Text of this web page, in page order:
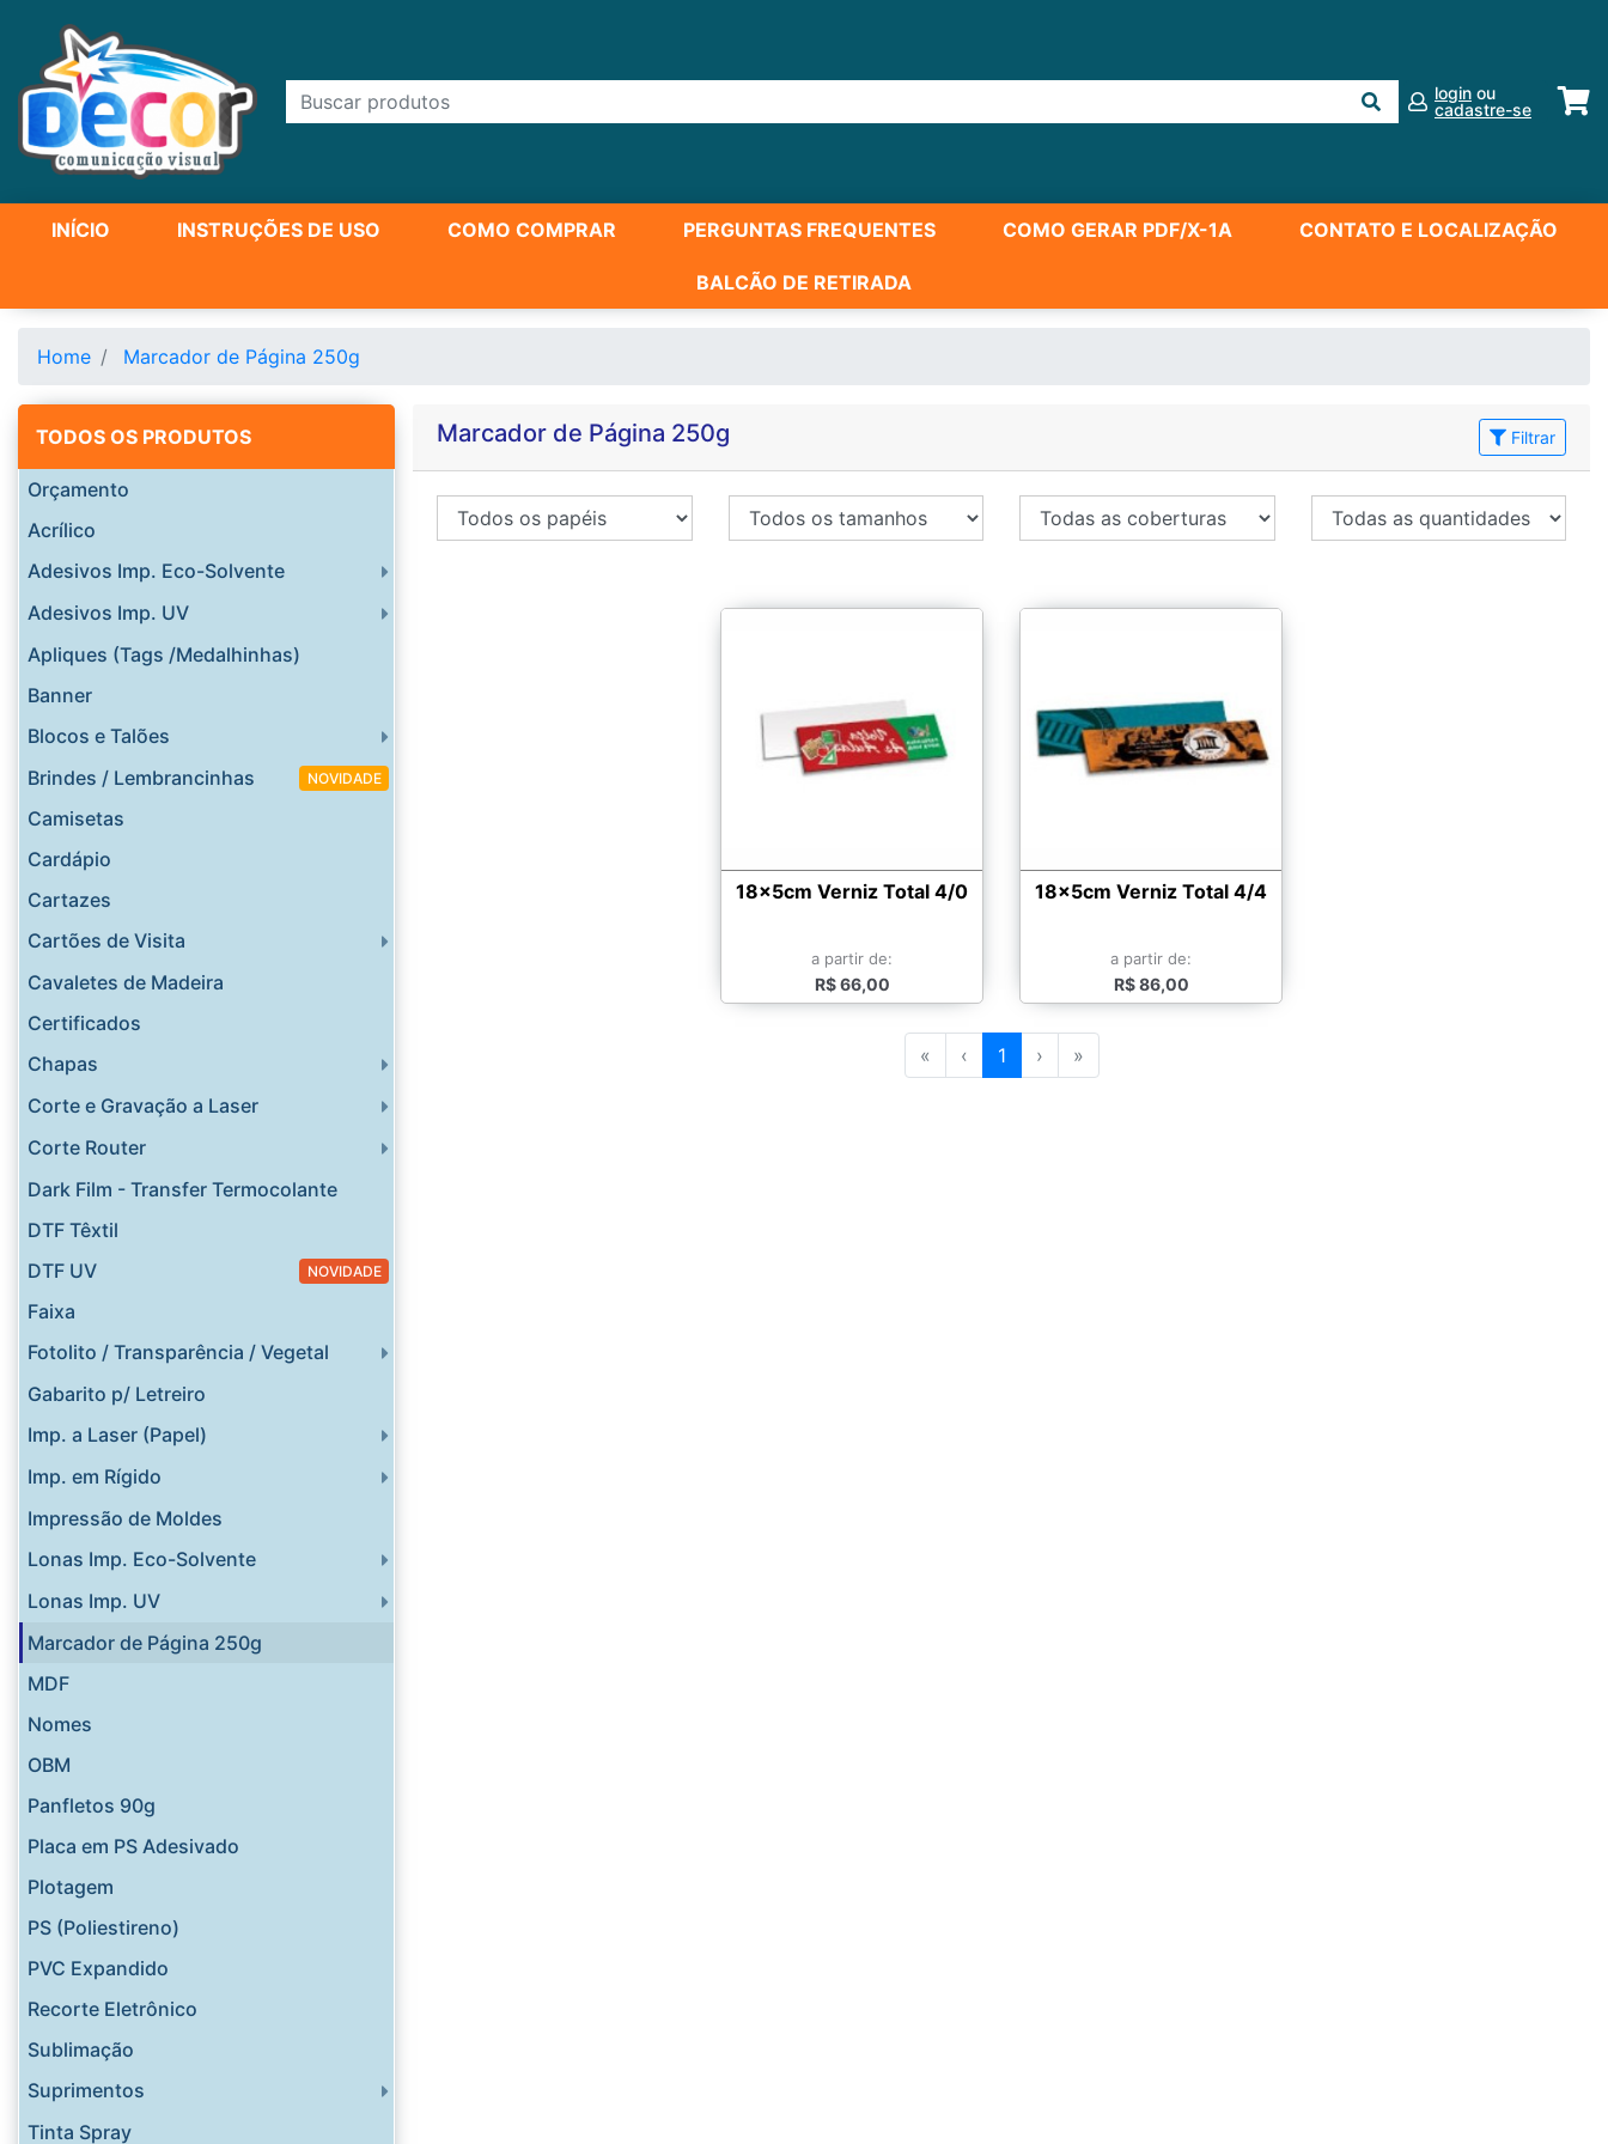
login ou
cadastre-se
INÍCIO INSTRUÇÕES DE USO COMO COMPRAR PERGUNTAS FREQUENTES COMO GERAR PDF/X-1A CONTATO E LOCALIZAÇÃO
BALCÃO DE RETIRADA
Home Marcador de Página 250g
TODOS OS PRODUTOS
Orçamento
Acrílico
Adesivos Imp. Eco-Solvente
Adesivos Imp. UV
Apliques (Tags /Medalhinhas)
Banner
Blocos e Talões
NOVIDADE
Brindes / Lembrancinhas
Camisetas
Cardápio
Cartazes
Cartões de Visita
Cavaletes de Madeira
Certificados
Chapas
Corte e Gravação a Laser
Corte Router
Dark Film - Transfer Termocolante
DTF Têxtil
NOVIDADE
DTF UV
Faixa
Fotolito / Transparência / Vegetal
Gabarito p/ Letreiro
Imp. a Laser (Papel)
Imp. em Rígido
Impressão de Moldes
Lonas Imp. Eco-Solvente
Lonas Imp. UV
Marcador de Página 250g
MDF
Nomes
OBM
Panfletos 90g
Placa em PS Adesivado
Plotagem
PS (Poliestireno)
PVC Expandido
Recorte Eletrônico
Sublimação
Suprimentos
Tinta Spray
Marcador de Página 250g Filtrar
18x5cm Verniz Total 4/0
a partir de:
R$ 66,00
18x5cm Verniz Total 4/4
a partir de:
R$ 86,00
« ‹ 1 › »